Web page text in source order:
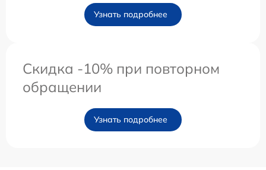
Узнать подробнее
Скидка -10% при повторном
обращении
Узнать подробнее